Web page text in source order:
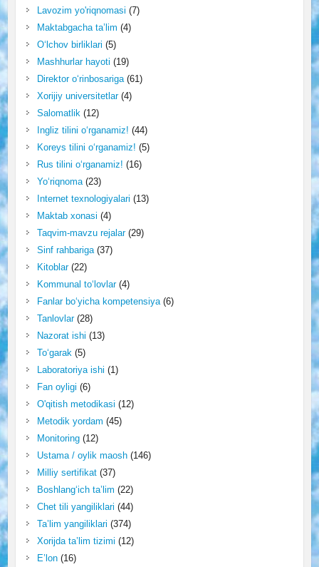
Lavozim yo'riqnomasi (7)
Maktabgacha ta’lim (4)
O‘lchov birliklari (5)
Mashhurlar hayoti (19)
Direktor o‘rinbosariga(61)
Xorijiy universitetlar(4)
Salomatlik(12)
Ingliz tilini o‘rganamiz! (44)
Koreys tilini o‘rganamiz! (5)
Rus tilini o‘rganamiz! (16)
Yo‘riqnoma(23)
Internet texnologiyalari (13)
Maktab xonasi (4)
Taqvim-mavzu rejalar(29)
Sinf rahbariga(37)
Kitoblar(22)
Kommunal to‘lovlar(4)
Fanlar bo‘yicha kompetensiya(6)
Tanlovlar(28)
Nazorat ishi (13)
To‘garak(5)
Laboratoriya ishi (1)
Fan oyligi (6)
O'qitish metodikasi (12)
Metodik yordam (45)
Monitoring(12)
Ustama / oylik maosh(146)
Milliy sertifikat(37)
Boshlang‘ich ta’lim (22)
Chet tili yangiliklari (44)
Ta’lim yangiliklari (374)
Xorijda ta’lim tizimi (12)
E’lon(16)